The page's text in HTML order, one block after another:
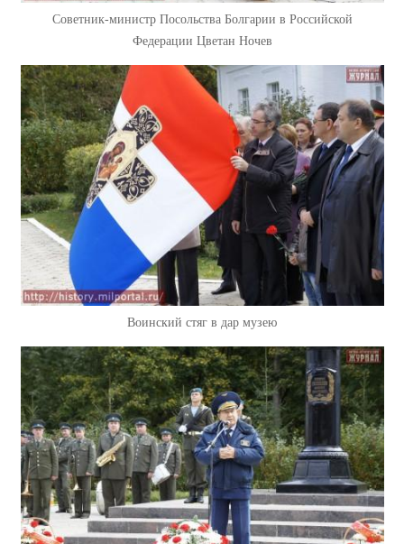
Советник-министр Посольства Болгарии в Российской
Федерации Цветан Ночев
Воинский стяг в дар музею